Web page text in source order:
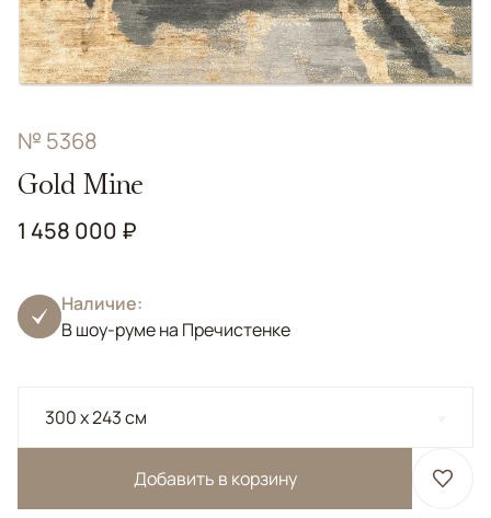
№ 5368
Gold Mine
1 458 000 ₽
Наличие:
В шоу-руме на Пречистенке
300 x 243 см
Добавить в корзину